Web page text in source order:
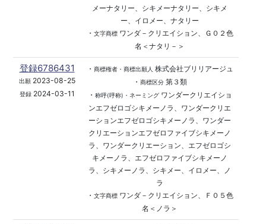
メーナタリー、シキメーナタリー、シキメ
ー、イロメー、ナタリー
・ 文字商標ワンダ－クリエイション、Ｇ０２色
名＜ナタリ－＞
登録6786431
出願2023-08-25
登録2024-03-11
・ 商標権者・商標出願人 株式会社ブリリアージュ
・ 商標区分第３類
・ 称呼(呼称)・ネーミングワンダークリエイショ
ンエフゼロゴシキメーノラ、ワンダークリエ
ーションエフゼロゴシキメーノラ、ワンダー
クリエーションエフゼロファイブシキメーノ
ラ、ワンダークリエーション、エフゼロゴシ
キメーノラ、エフゼロファイブシキメーノ
ラ、シキメーノラ、シキメー、イロメー、ノ
ラ
・ 文字商標ワンダ－クリエイション、Ｆ０５色
名＜ノラ＞